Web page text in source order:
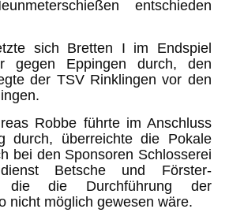
entschieden
sich Bretten I im Endspiel
gegen Eppingen durch, den
der TSV Rinklingen vor den
Robbe führte im Anschluss
durch, überreichte die Pokale
bei den Sponsoren Schlosserei
Betsche und Förster-
die die Durchführung der
nicht möglich gewesen wäre.